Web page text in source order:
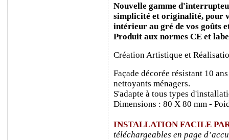
Nouvelle gamme
simplicité et originalité, pour
intérieur au gré de vos goûts
Produit aux normes CE et
Création Artistique et
Façade décorée résistant 10
nettoyants ménagers.
S'adapte à tous types
Dimensions : 80 X 80 mm -
INSTALLATION FACILE
téléchargeables en page